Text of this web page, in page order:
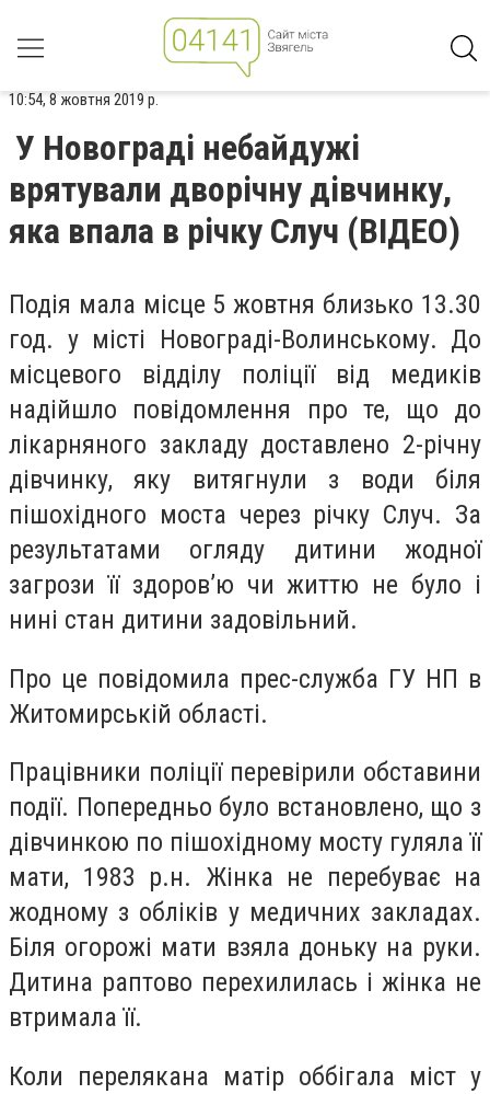
10:54, 8 жовтня 2019 р.
У Новограді небайдужі
врятували дворічну дівчинку,
яка впала в річку Случ (ВІДЕО)
Подія мала місце 5 жовтня близько 13.30
год. у місті Новограді-Волинському. До
місцевого відділу поліції від медиків
надійшло повідомлення про те, що до
лікарняного закладу доставлено 2-річну
дівчинку, яку витягнули з води біля
пішохідного моста через річку Случ. За
результатами огляду дитини жодної
загрози її здоров’ю чи життю не було і
нині стан дитини задовільний.
Про це повідомила прес-служба ГУ НП в
Житомирській області.
Працівники поліції перевірили обставини
події. Попередньо було встановлено, що з
дівчинкою по пішохідному мосту гуляла її
мати, 1983 р.н. Жінка не перебуває на
жодному з обліків у медичних закладах.
Біля огорожі мати взяла доньку на руки.
Дитина раптово перехилилась і жінка не
втримала її.
Коли перелякана матір оббігала міст у